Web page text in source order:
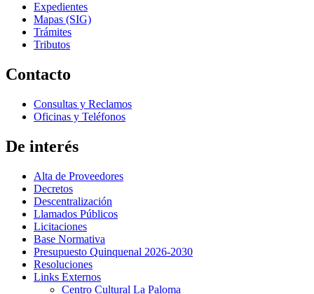
Expedientes
Mapas (SIG)
Trámites
Tributos
Contacto
Consultas y Reclamos
Oficinas y Teléfonos
De interés
Alta de Proveedores
Decretos
Descentralización
Llamados Públicos
Licitaciones
Base Normativa
Presupuesto Quinquenal 2026-2030
Resoluciones
Links Externos
Centro Cultural La Paloma